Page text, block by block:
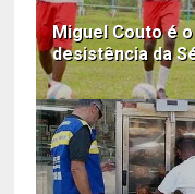
Miguel Couto é
desistência da